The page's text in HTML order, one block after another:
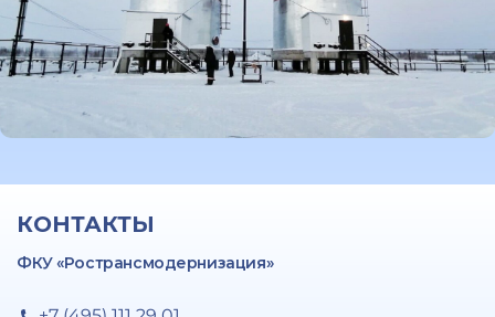
КОНТАКТЫ
ФКУ «Ространсмодернизация»